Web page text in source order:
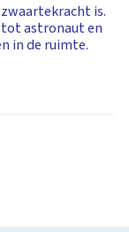
is.
tot astronaut en
in de ruimte.